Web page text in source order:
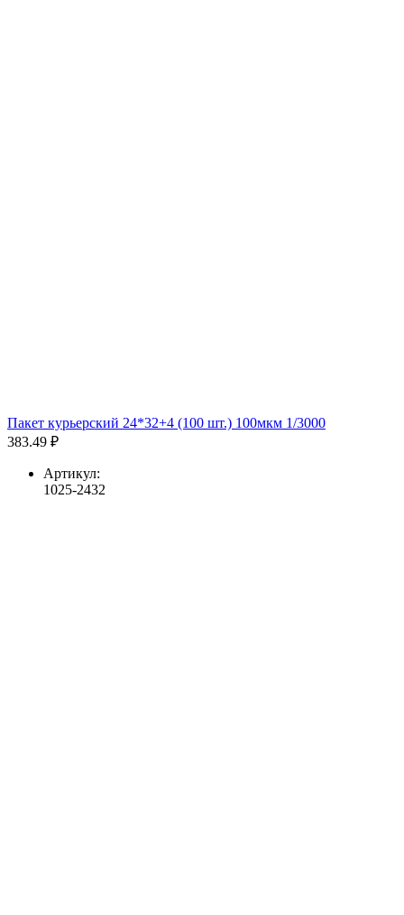
Пакет курьерский 24*32+4 (100 шт.) 100мкм 1/3000
383.49 ₽
Артикул:
1025-2432